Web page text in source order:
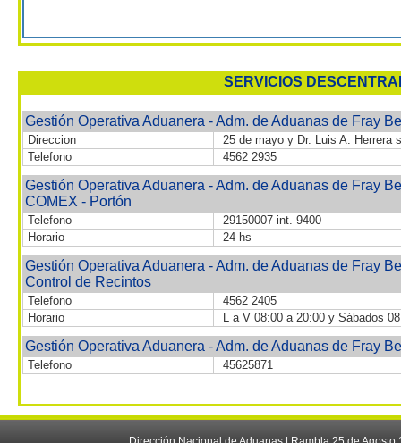
SERVICIOS
Gestión Operativa Aduanera - Adm. de Aduanas de Fray
Direccion
25 de mayo y Dr. Luis A. Herrera
Telefono
4562 2935
Gestión Operativa Aduanera - Adm. de Aduanas de Fray
COMEX - Portón
Telefono
29150007 int. 9400
Horario
24 hs
Gestión Operativa Aduanera - Adm. de Aduanas de Fray
Control de Recintos
Telefono
4562 2405
Horario
L a V 08:00 a 20:00 y Sábados
Gestión Operativa Aduanera - Adm. de Aduanas de Fray
Telefono 45625871